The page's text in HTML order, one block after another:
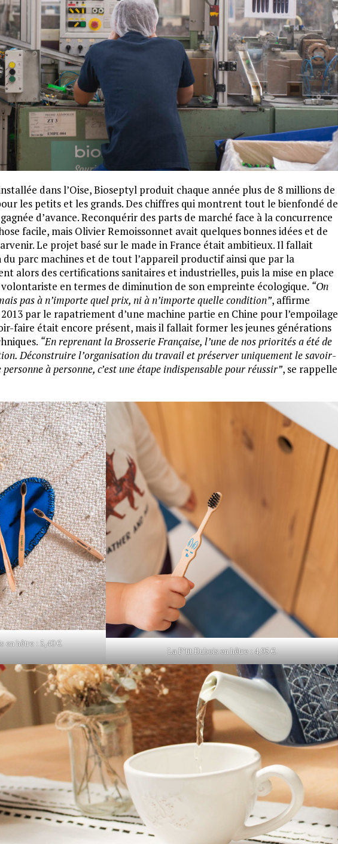
dans l’Oise, Bioseptyl produit chaque année plus de 8 millions de
les petits et les grands. Des chiffres qui montrent tout le bienfondé de
d’avance. Reconquérir des parts de marché face à la concurrence
facile, mais Olivier Remoissonnet avait quelques bonnes idées et de
Le projet basé sur le made in France était ambitieux. Il fallait
parc machines et de tout l’appareil productif ainsi que par la
alors des certifications sanitaires et industrielles, puis la mise en place
en termes de diminution de son empreinte écologique. “On
pas à n’importe quel prix, ni à n’importe quelle condition”, affirme
par le rapatriement d’une machine partie en Chine pour l’empoilage
faire était encore présent, mais il fallait former les jeunes générations
“En reprenant la Brosserie Française, l’une de nos priorités a été de
Déconstruire l’organisation du travail et préserver uniquement le savoir-
à personne, c’est une étape indispensable pour réussir”, se rappelle
en hêtre : 5,40 €.
La P’tit Dubois en hêtre : 4,95 €.